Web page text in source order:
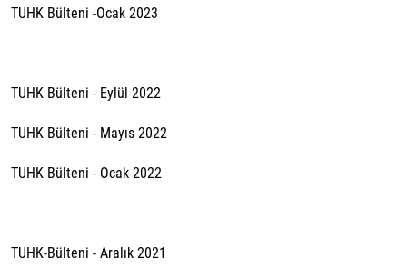
TUHK Bülteni -Ocak 2023
TUHK Bülteni - Eylül 2022
TUHK Bülteni - Mayıs 2022
TUHK Bülteni - Ocak 2022
TUHK-Bülteni - Aralık 2021